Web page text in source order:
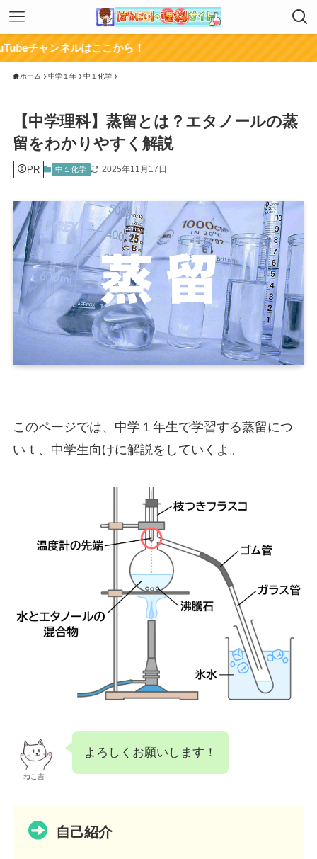
ルはここから！
ホーム 中学１年 中１化学
【中学理科】蒸留とは？エタノールの蒸
留をわかりやすく解説
PR 中１化学 2025年11月17日
このページでは、中学１年生で学習する蒸留につ
いｔ、中学生向けに解説をしていくよ。
ねこ吉
よろしくお願いします！
自己紹介